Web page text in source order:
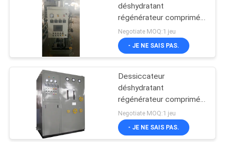
PROPOS
NOUS
VISITE
L'USINE
déshydratant
régénérateur comprimé
d'air/dessiccateur
régénérateur Heatless
d'air
Negotiate MOQ:1 jeu
- JE NE SAIS PAS.
Dessiccateur
déshydratant
régénérateur comprimé
Heatless complètement
automatique d'air
Negotiate MOQ:1 jeu
- JE NE SAIS PAS.